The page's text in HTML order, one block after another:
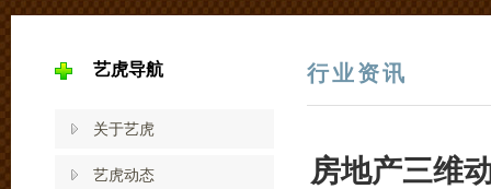
艺虎导航
关于艺虎
艺虎动态
行业资讯
房地产三维